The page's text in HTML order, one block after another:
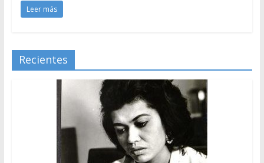
Leer más
Recientes